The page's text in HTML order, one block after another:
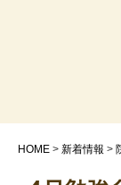
HOME > 新着情報 >